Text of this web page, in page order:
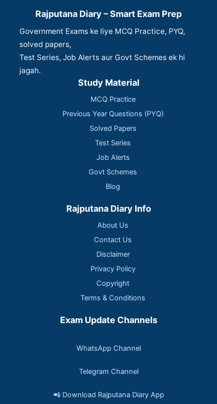
Rajputana Diary – Smart Exam Prep
Government Exams ke liye MCQ Practice, PYQ,
solved papers,
Test Series, Job Alerts aur Govt Schemes ek hi
jagah.
Study Material
MCQ Practice
Previous Year Questions (PYQ)
Solved Papers
Test Series
Job Alerts
Govt Schemes
Blog
Rajputana Diary Info
About Us
Contact Us
Disclaimer
Privacy Policy
Copyright
Terms & Conditions
Exam Update Channels
WhatsApp Channel
Telegram Channel
📲 Download Rajputana Diary App